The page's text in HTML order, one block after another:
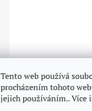
Tento web používá
procházením tohoto
jejich používáním.. Více